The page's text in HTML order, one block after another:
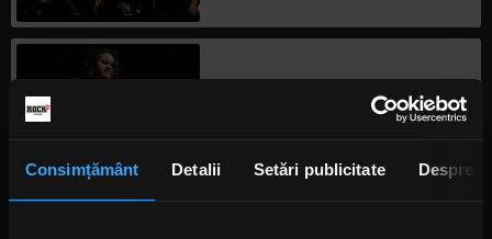
Consimțământ Detalii Setări publicitate Despre
sunt albumele sale preferate de la